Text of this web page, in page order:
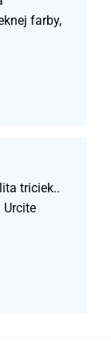
farby,
triciek..
Urcite